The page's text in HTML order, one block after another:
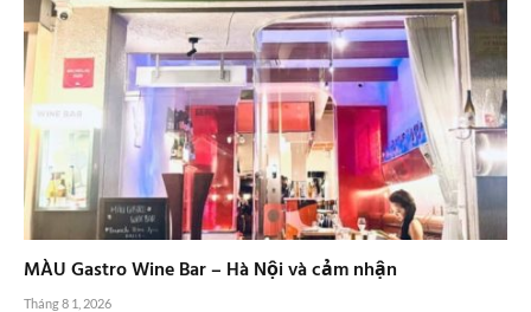
MÀU Gastro Wine Bar – Hà Nội và cảm nhận
Tháng 8 1, 2026